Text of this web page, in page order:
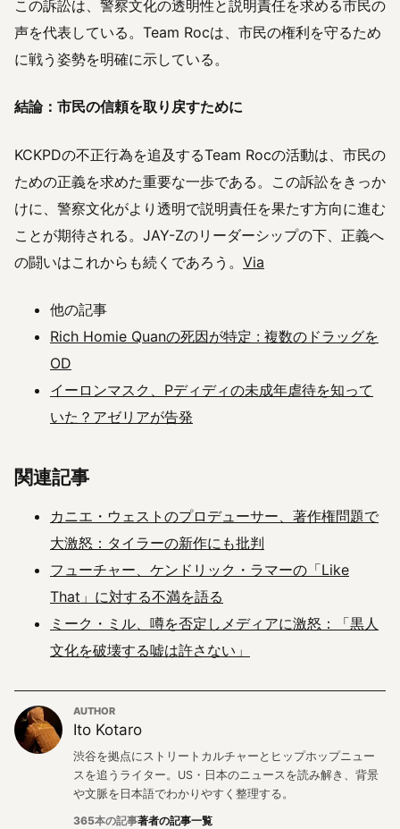
この訴訟は、警察文化の透明性と説明責任を求める市民の
声を代表している。Team Rocは、市民の権利を守るため
に戦う姿勢を明確に示している。
結論：市民の信頼を取り戻すために
KCKPDの不正行為を追及するTeam Rocの活動は、市民の
ための正義を求めた重要な一歩である。この訴訟をきっか
けに、警察文化がより透明で説明責任を果たす方向に進む
ことが期待される。JAY-Zのリーダーシップの下、正義へ
の闘いはこれからも続くであろう。 Via
他の記事
Rich Homie Quanの死因が特定 : 複数のドラッグを
OD
イーロンマスク、Pディディの未成年虐待を知って
いた？アゼリアが告発
関連記事
カニエ・ウェストのプロデューサー、著作権問題で
大激怒：タイラーの新作にも批判
フューチャー、ケンドリック・ラマーの「Like
That」に対する不満を語る
ミーク・ミル、噂を否定しメディアに激怒：「黒人
文化を破壊する嘘は許さない」
AUTHOR
Ito Kotaro
渋谷を拠点にストリートカルチャーとヒップホップニュー
スを追うライター。US・日本のニュースを読み解き、背景
や文脈を日本語でわかりやすく整理する。
365本の記事著者の記事一覧